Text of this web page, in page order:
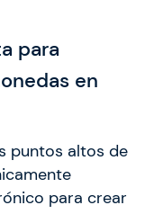
para
en
puntos altos de
para crear